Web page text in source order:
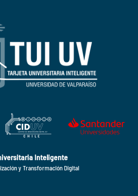
Inteligente
y Transformación Digital